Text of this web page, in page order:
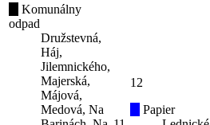
Komunálny
odpad
Družstevná,
Háj,
Jilemnického,
Majerská,
Májová,
Medová, Na
12
Papier